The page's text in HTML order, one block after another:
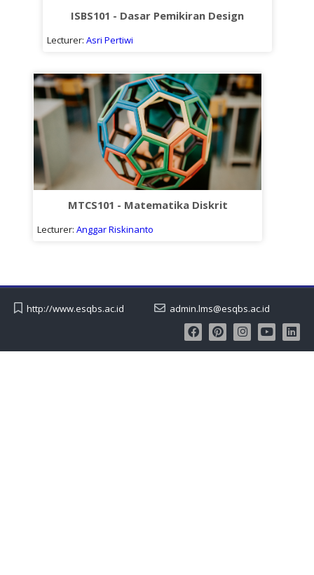
ISBS101 - Dasar Pemikiran Design
Lecturer: Asri Pertiwi
MTCS101 - Matematika Diskrit
Lecturer: Anggar Riskinanto
http://www.esqbs.ac.id admin.lms@esqbs.ac.id